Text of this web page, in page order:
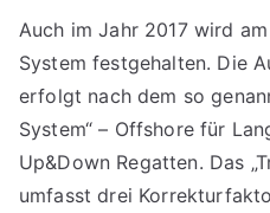
Auch im Jahr 2017 wird
System festgehalten. Die
erfolgt nach dem so
System“ – Offshore für
Up&Down Regatten. Das
umfasst drei